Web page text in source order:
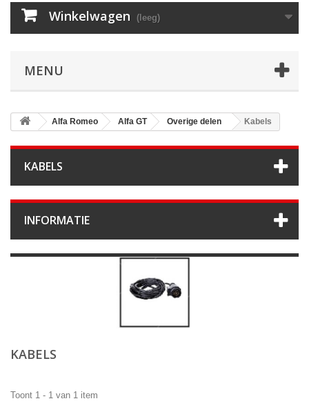
Winkelwagen (leeg)
MENU
Alfa Romeo Alfa GT Overige delen Kabels
KABELS
INFORMATIE
KABELS
Toont 1 - 1 van 1 item